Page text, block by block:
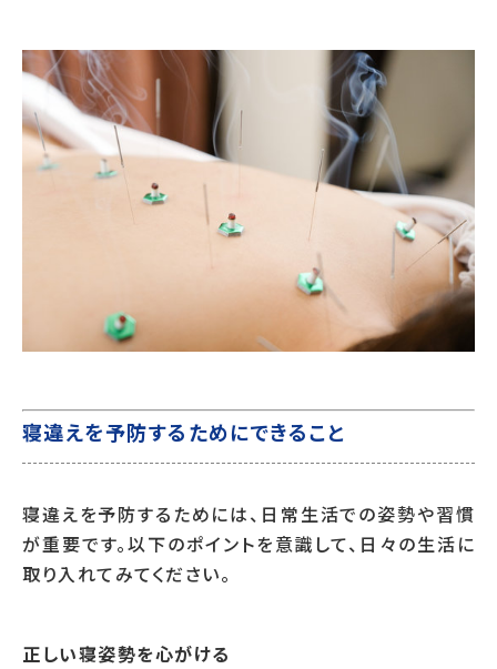
寝違えを予防するためにできること
寝違えを予防するためには、日常生活での姿勢や習慣
が重要です。以下のポイントを意識して、日々の生活に
取り入れてみてください。
正しい寝姿勢を心がける